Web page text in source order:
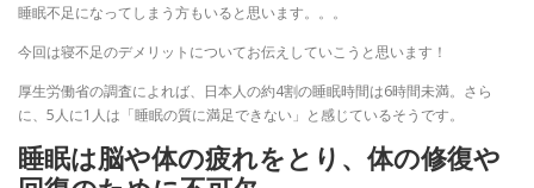
睡眠不足になってしまう方もいると思います。。。
今回は寝不足のデメリットについてお伝えしていこうと思います！
厚生労働省の調査によれば、日本人の約4割の睡眠時間は6時間未満。さら
に、5人に1人は「睡眠の質に満足できない」と感じているそうです。
睡眠は脳や体の疲れをとり、体の修復や